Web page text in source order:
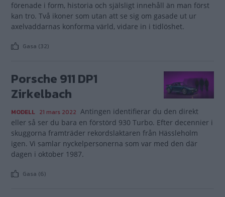
förenade i form, historia och själsligt innehåll än man först
kan tro. Två ikoner som utan att se sig om gasade ut ur
axelvaddarnas konforma värld, vidare in i tidlöshet.
Gasa (32)
Porsche 911 DP1
Zirkelbach
MODELL 21 mars 2022 Antingen identifierar du den direkt
eller så ser du bara en förstörd 930 Turbo. Efter decennier i
skuggorna framträder rekordslaktaren från Hässleholm
igen. Vi samlar nyckelpersonerna som var med den där
dagen i oktober 1987.
Gasa (6)